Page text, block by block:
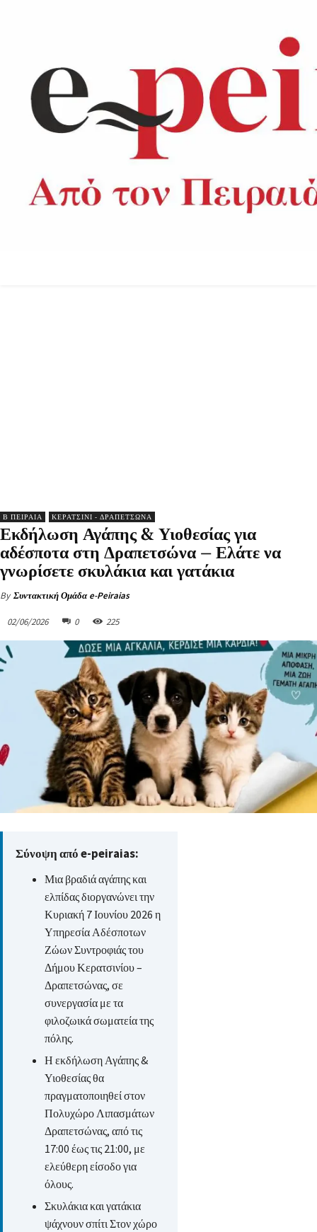
Β ΠΕΙΡΑΙΑ ΚΕΡΑΤΣΙΝΙ - ΔΡΑΠΕΤΣΩΝΑ
Εκδήλωση Αγάπης & Υιοθεσίας για
αδέσποτα στη Δραπετσώνα – Ελάτε να
γνωρίσετε σκυλάκια και γατάκια
By Συντακτική Ομάδα e-Peiraias
02/06/2026 0 225
Σύνοψη από e-peiraias:
Μια βραδιά αγάπης και
ελπίδας διοργανώνει την
Κυριακή 7 Ιουνίου 2026 η
Υπηρεσία Αδέσποτων
Ζώων Συντροφιάς του
Δήμου Κερατσινίου –
Δραπετσώνας, σε
συνεργασία με τα
φιλοζωικά σωματεία της
πόλης.
Η εκδήλωση Αγάπης &
Υιοθεσίας θα
πραγματοποιηθεί στον
Πολυχώρο Λιπασμάτων
Δραπετσώνας, από τις
17:00 έως τις 21:00, με
ελεύθερη είσοδο για
όλους.
Σκυλάκια και γατάκια
ψάχνουν σπίτι Στον χώρο